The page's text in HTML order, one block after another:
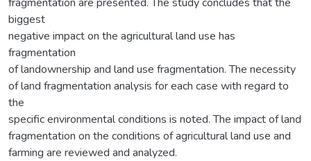
biggest
negative impact on the agricultural land use has
fragmentation
of landownership and land use fragmentation. The necessity
of land fragmentation analysis for each case with regard to
the
specific environmental conditions is noted. The impact of land
fragmentation on the conditions of agricultural land use and
farming are reviewed and analyzed.